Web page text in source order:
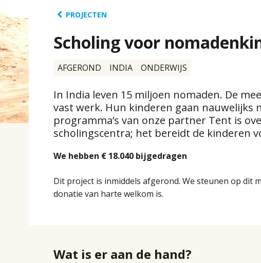
PROJECTEN
Scholing voor
AFGEROND INDIA ONDERWIJS
In India leven 15 miljoen nomaden. De
vast werk. Hun kinderen gaan nauwelijks
programma’s van onze partner Tent is
scholingscentra; het bereidt de kinderen
We hebben € 18.040 bijgedragen
Dit project is inmiddels afgerond. We steunen op dit
donatie van harte welkom is.
Wat is er aan de hand?